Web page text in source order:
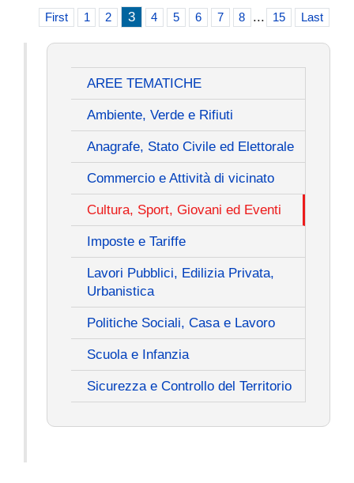
First 1 2 3 4 5 6 7 8 ... 15 Last
AREE TEMATICHE
Ambiente, Verde e Rifiuti
Anagrafe, Stato Civile ed Elettorale
Commercio e Attività di vicinato
Cultura, Sport, Giovani ed Eventi
Imposte e Tariffe
Lavori Pubblici, Edilizia Privata,
Urbanistica
Politiche Sociali, Casa e Lavoro
Scuola e Infanzia
Sicurezza e Controllo del Territorio